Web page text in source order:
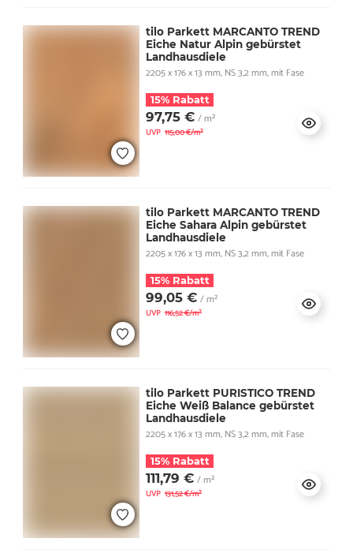
tilo Parkett MARCANTO TREND
Eiche Natur Alpin gebürstet
Landhausdiele
2205 x 176 x 13 mm, NS 3,2 mm, mit Fase
15% Rabatt
97,75 € / m²
UVP 115,00 €/m²
tilo Parkett MARCANTO TREND
Eiche Sahara Alpin gebürstet
Landhausdiele
2205 x 176 x 13 mm, NS 3,2 mm, mit Fase
15% Rabatt
99,05 € / m²
UVP 116,52 €/m²
tilo Parkett PURISTICO TREND
Eiche Weiß Balance gebürstet
Landhausdiele
2205 x 176 x 13 mm, NS 3,2 mm, mit Fase
15% Rabatt
111,79 € / m²
UVP 131,52 €/m²